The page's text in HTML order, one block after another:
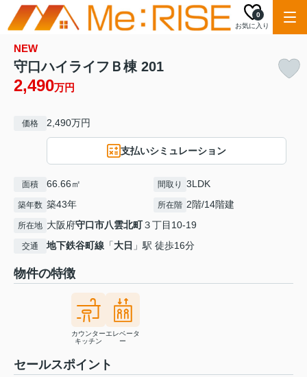
お気に入り
0
NEW
守口ハイライフＢ棟 201
2,490万円
価格 2,490万円
支払いシミュレーション
面積 66.66㎡ 間取り 3LDK
築年数 築43年 所在階 2階/14階建
所在地 大阪府守口市八雲北町３丁目10-19
交通 地下鉄谷町線 「大日 」駅 徒歩16分
物件の特徴
カウンター
キッチン
エレベータ
ー
セールスポイント